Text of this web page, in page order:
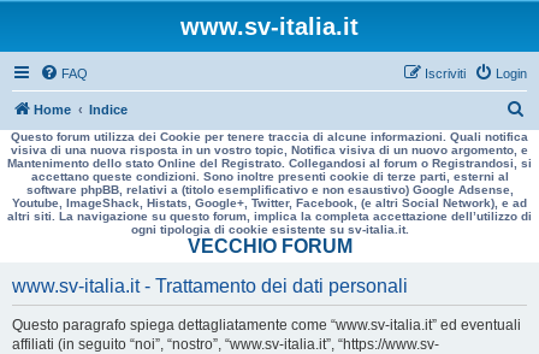
www.sv-italia.it
FAQ Login
Iscriviti
Home Indice
e
r
a
Questo forum utilizza dei Cookie per tenere traccia di alcune informazioni. Quali notifica
visiva di una nuova risposta in un vostro topic, Notifica visiva di un nuovo argomento, e
Mantenimento dello stato Online del Registrato. Collegandosi al forum o Registrandosi, si
accettano queste condizioni. Sono inoltre presenti cookie di terze parti, esterni al
software phpBB, relativi a (titolo esemplificativo e non esaustivo) Google Adsense,
Youtube, ImageShack, Histats, Google+, Twitter, Facebook, (e altri Social Network), e ad
altri siti. La navigazione su questo forum, implica la completa accettazione dell’utilizzo di
ogni tipologia di cookie esistente su sv-italia.it.
VECCHIO FORUM
www.sv-italia.it - Trattamento dei dati personali
Questo paragrafo spiega dettagliatamente come “www.sv-italia.it” ed eventuali
affiliati (in seguito “noi”, “nostro”, “www.sv-italia.it”, “https://www.sv-